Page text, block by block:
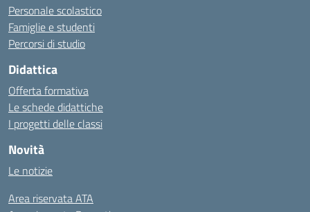
Personale scolastico
Famiglie e studenti
Percorsi di studio
Didattica
Offerta formativa
Le schede didattiche
I progetti delle classi
Novità
Le notizie
Area riservata ATA